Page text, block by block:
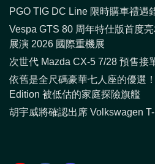
PGO TIG DC Line 限時購車禮遇
Vespa GTS 80 周年特仕版首度
展演 2026 國際重機展
次世代 Mazda CX-5 7/28 預售接
依舊是全尺碼豪華七人座的優選
Edition 被低估的家庭探險旗艦
胡宇威將確認出席 Volkswagen